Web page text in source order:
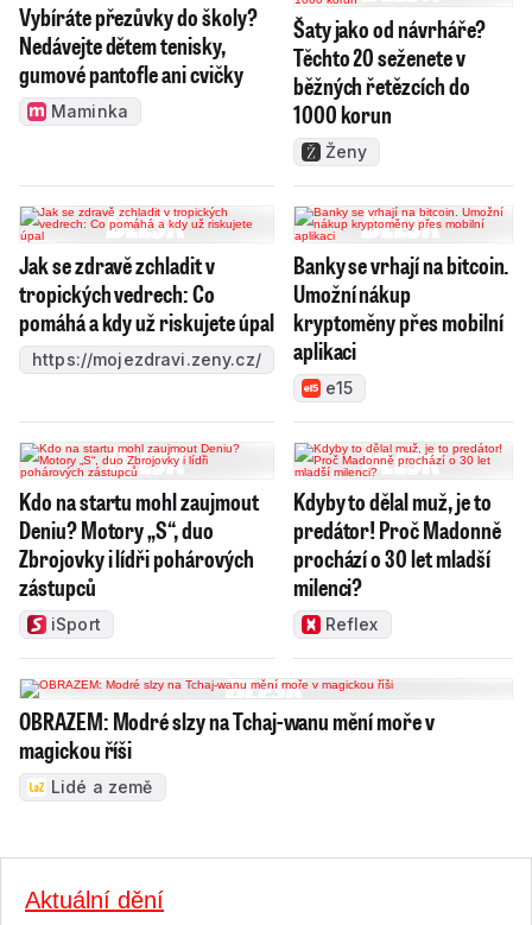
Vybíráte přezůvky do školy?
Nedávejte dětem tenisky,
gumové pantofle ani cvičky
Maminka
Šaty jako od návrháře?
Těchto 20 seženete v
běžných řetězcích do
1000 korun
Ženy
Jak se zdravě zchladit v
tropických vedrech: Co
pomáhá a kdy už riskujete úpal
https://mojezdravi.zeny.cz/
Banky se vrhají na bitcoin.
Umožní nákup
kryptoměny přes mobilní
aplikaci
e15
Kdo na startu mohl zaujmout
Deniu? Motory „S“, duo
Zbrojovky i lídři pohárových
zástupců
iSport
Kdyby to dělal muž, je to
predátor! Proč Madonně
prochází o 30 let mladší
milenci?
Reflex
OBRAZEM: Modré slzy na Tchaj-wanu mění moře v
magickou říši
Lidé a země
Aktuální dění